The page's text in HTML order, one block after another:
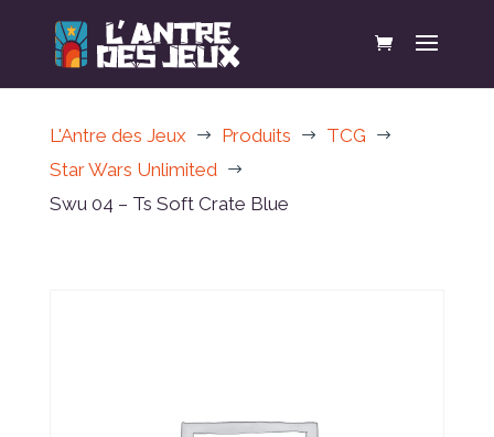
L'Antre des Jeux $ Produits $ TCG $
Star Wars Unlimited $
Swu 04 – Ts Soft Crate Blue